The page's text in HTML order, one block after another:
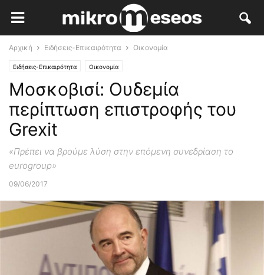
Αρχική Ειδήσεις-Επικαιρότητα Οικονομία
Ειδήσεις-Επικαιρότητα Οικονομία
Μοσκοβισί: Ουδεμία
περίπτωση επιστροφής του
Grexit
«Πρέπει να βρούμε λύση στην επόμενη συνεδρίαση το
eurogroup»
09/06/2017